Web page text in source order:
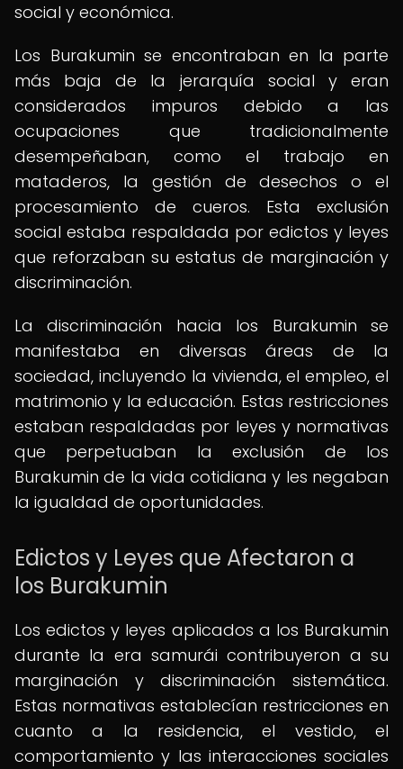
social y económica.
Los Burakumin se encontraban en la parte
más baja de la jerarquía social y eran
considerados impuros debido a las
ocupaciones que tradicionalmente
desempeñaban, como el trabajo en
mataderos, la gestión de desechos o el
procesamiento de cueros. Esta exclusión
social estaba respaldada por edictos y leyes
que reforzaban su estatus de marginación y
discriminación.
La discriminación hacia los Burakumin se
manifestaba en diversas áreas de la
sociedad, incluyendo la vivienda, el empleo, el
matrimonio y la educación. Estas restricciones
estaban respaldadas por leyes y normativas
que perpetuaban la exclusión de los
Burakumin de la vida cotidiana y les negaban
la igualdad de oportunidades.
Edictos y Leyes que Afectaron a
los Burakumin
Los edictos y leyes aplicados a los Burakumin
durante la era samurái contribuyeron a su
marginación y discriminación sistemática.
Estas normativas establecían restricciones en
cuanto a la residencia, el vestido, el
comportamiento y las interacciones sociales